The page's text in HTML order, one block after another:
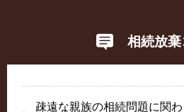
相続放
疎遠な親族の相続問題に関